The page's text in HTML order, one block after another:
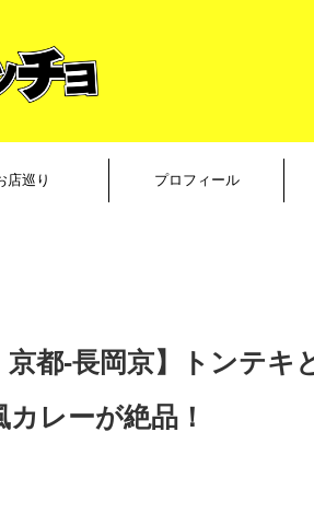
店巡り プロフィール
京都-長岡京】トンテキ
レーが絶品！